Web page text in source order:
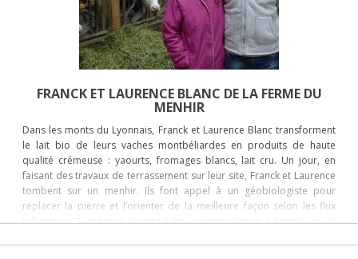
FRANCK ET LAURENCE BLANC DE LA FERME DU
MENHIR
Dans les monts du Lyonnais, Franck et Laurence Blanc transforment
le lait bio de leurs vaches montbéliardes en produits de haute
qualité crémeuse : yaourts, fromages blancs, lait cru. Un jour, en
faisant des travaux de terrassement sur leur site, Franck et Laurence
tombent sur un menhir. Ils font appel à un géobiologiste pour
replacer la pierre et l’orienter de la meilleure façon selon les flux
telluriques. À présent, le mégalithe se tient debout à l’entrée de la